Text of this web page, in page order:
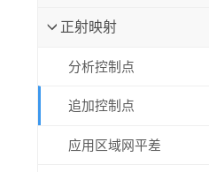
正射映射
分析控制点
追加控制点
应用区域网平差